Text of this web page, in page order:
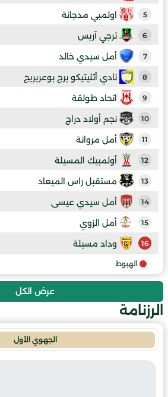
5 اولمبي مدجانة
6 ترجي آريس
7 أمل سيدي خالد
8 نادي أتليتيكو برج بوعريريج
9 اتحاد طولقة
10 نجم أولاد دراج
11 أمل مروانة
12 أولمبيك المسيلة
13 مستقبل راس الميعاد
14 أمل سيدي عيسى
15 أمل الزوي
16 وداد مسيلة
الهبوط
عرض الكل
الرزنامة
الجهوي الأول